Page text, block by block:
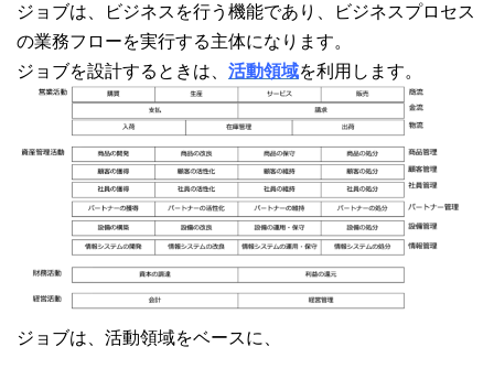
ジョブは、ビジネスを行う機能であり、ビジネスプロセス
の業務フローを実行する主体になります。
ジョブを設計するときは、 活動領域を利用します。
ジョブは、活動領域をベースに、